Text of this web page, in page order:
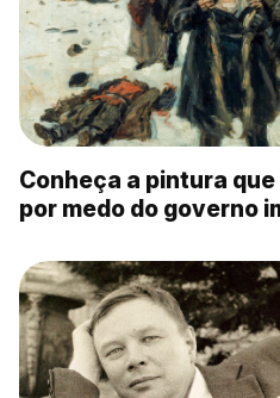
Conheça a pintura
por medo do governo